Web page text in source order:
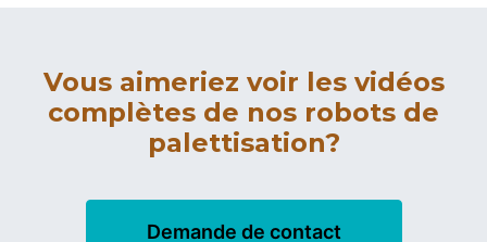
Vous aimeriez voir les vidéos
complètes de nos robots de
palettisation?
Demande de contact